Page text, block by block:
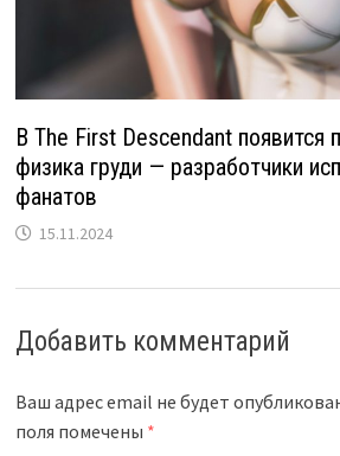
В The First Descendant появится
физика груди — разработчики
фанатов
15.11.2024
Добавить комментарий
Ваш адрес email не будет
поля помечены *